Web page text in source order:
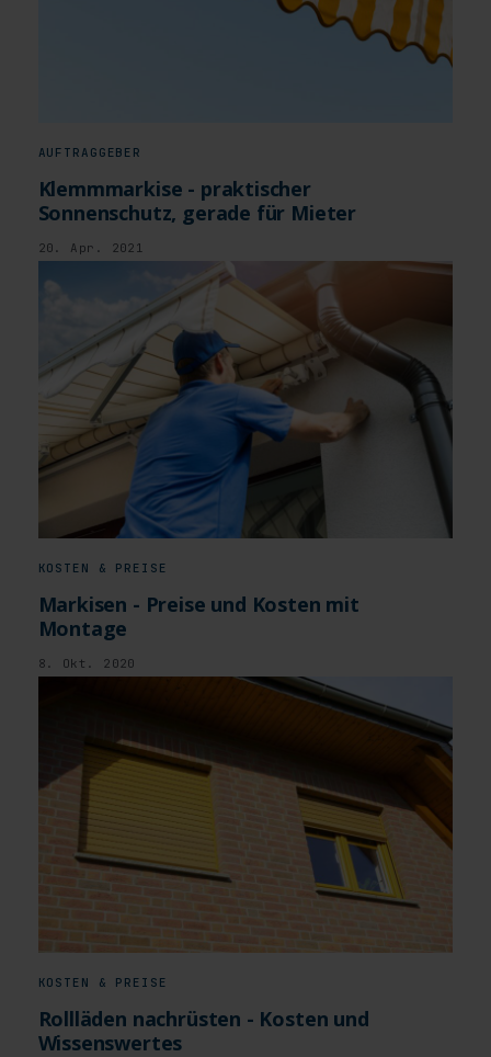
AUFTRAGGEBER
Klemmmarkise - praktischer
Sonnenschutz, gerade für Mieter
20. Apr. 2021
KOSTEN & PREISE
Markisen - Preise und Kosten mit
Montage
8. Okt. 2020
KOSTEN & PREISE
Rollläden nachrüsten - Kosten und
Wissenswertes